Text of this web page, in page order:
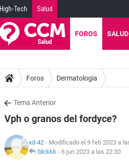
High-Tech Salud
FOROS SALUD
Foros Dermatologia
Tema Anterior
Vph o granos del fordyce?
xd-42 - Modificado el 9 feb 2023 a
blckkk - 6 jun 2023 a las 22:30